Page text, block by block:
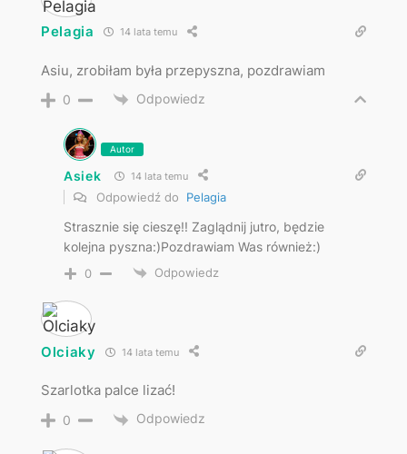
Pelagia 14 lata temu
Asiu, zrobiłam była przepyszna, pozdrawiam
0 Odpowiedz
Autor
Asiek 14 lata temu
Odpowiedź do Pelagia
Strasznie się cieszę!! Zaglądnij jutro, będzie
kolejna pyszna:)Pozdrawiam Was również:)
0 Odpowiedz
Olciaky 14 lata temu
Szarlotka palce lizać!
0 Odpowiedz